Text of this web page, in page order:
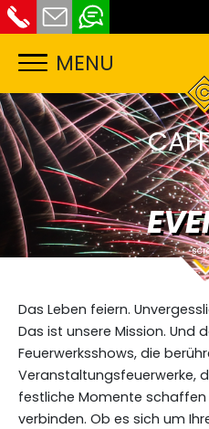
MENU
Das Leben feiern.
Das ist unsere Mission. Und
Feuerwerksshows, die
Veranstaltungsfeuerwerke,
festliche Momente
verbinden. Ob es sich um